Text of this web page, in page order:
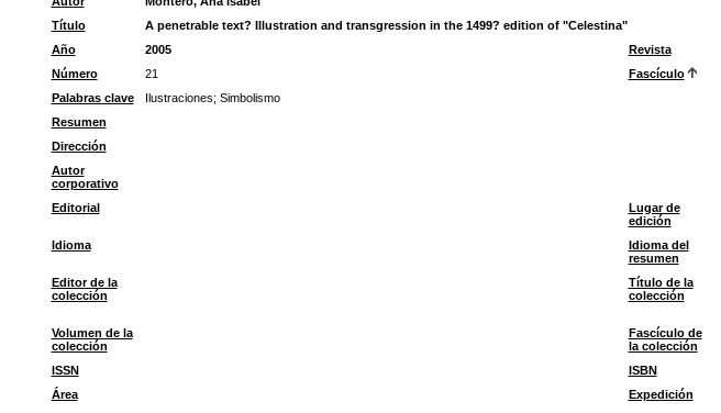
Título
A penetrable text? Illustration and transgression in the 1499? edition of "Celestina"
Año
2005 Revista
Número
21 Fascículo
Palabras clave
Ilustraciones; Simbolismo
Resumen
Dirección
Autor
corporativo
Editorial
Lugar de
edición
Idioma
Idioma del
resumen
Editor de la
colección
Título de la
colección
Volumen de la
colección
Fascículo de
la colección
ISSN ISBN
Área
Expedición